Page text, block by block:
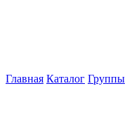
Главная Каталог Группы